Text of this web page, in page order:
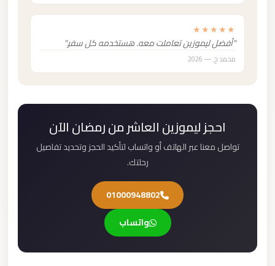
★★★★★
"أفضل ليموزين تعاملت معه. هستخدمه كل سفر."
محمد خ. — 2026
احجز ليموزين العاشر من رمضان الآن
تواصل معنا عبر الهاتف أو واتساب لتأكيد الحجز وتحديد تفاصيل
رحلتك.
01000948802
واتساب